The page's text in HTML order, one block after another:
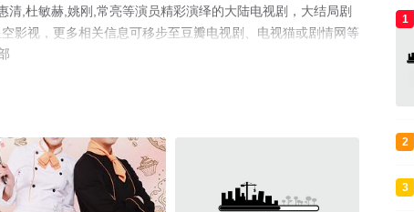
,杜敏赫,姚刚,常亮等演员精彩演绎的大陆电视剧，大结局剧
影视，更多相关信息可移步至豆瓣电视剧、电视猫或剧情网等
1
2
3